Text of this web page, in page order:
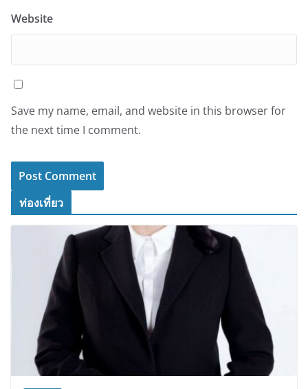
Website
Save my name, email, and website in this browser for
the next time I comment.
ท่องเที่ยว